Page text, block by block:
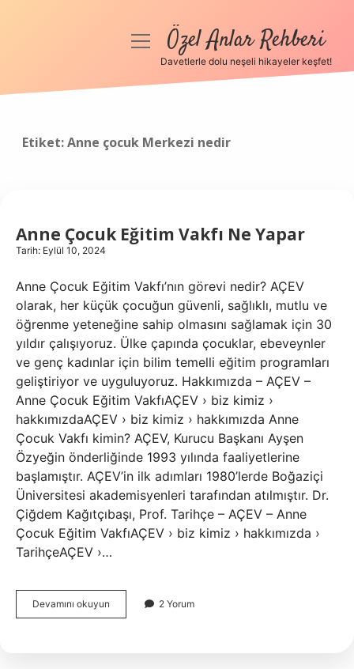
Anasayfa
menüyüÖzel Anlar Rehberi
Davetlerle dolu neşeli hikayeler keşfet!
Etiket:Anne çocuk Merkezi nedir
Anne Çocuk Eğitim Vakfı Ne Yapar
Tarih: Eylül 10, 2024
Anne Çocuk Eğitim Vakfı’nın görevi nedir? AÇEV
olarak, her küçük çocuğun güvenli, sağlıklı, mutlu ve
öğrenme yeteneğine sahip olmasını sağlamak için 30
yıldır çalışıyoruz. Ülke çapında çocuklar, ebeveynler
ve genç kadınlar için bilim temelli eğitim programları
geliştiriyor ve uyguluyoruz. Hakkımızda – AÇEV –
Anne Çocuk Eğitim VakfıAÇEV › biz kimiz ›
hakkımızdaAÇEV › biz kimiz › hakkımızda Anne
Çocuk Vakfı kimin? AÇEV, Kurucu Başkanı Ayşen
Özyeğin önderliğinde 1993 yılında faaliyetlerine
başlamıştır. AÇEV’in ilk adımları 1980’lerde Boğaziçi
Üniversitesi akademisyenleri tarafından atılmıştır. Dr.
Çiğdem Kağıtçıbaşı, Prof. Tarihçe – AÇEV – Anne
Çocuk Eğitim VakfıAÇEV › biz kimiz › hakkımızda ›
TarihçeAÇEV ›…
Devamını okuyun
Çocuk
2 Yorum